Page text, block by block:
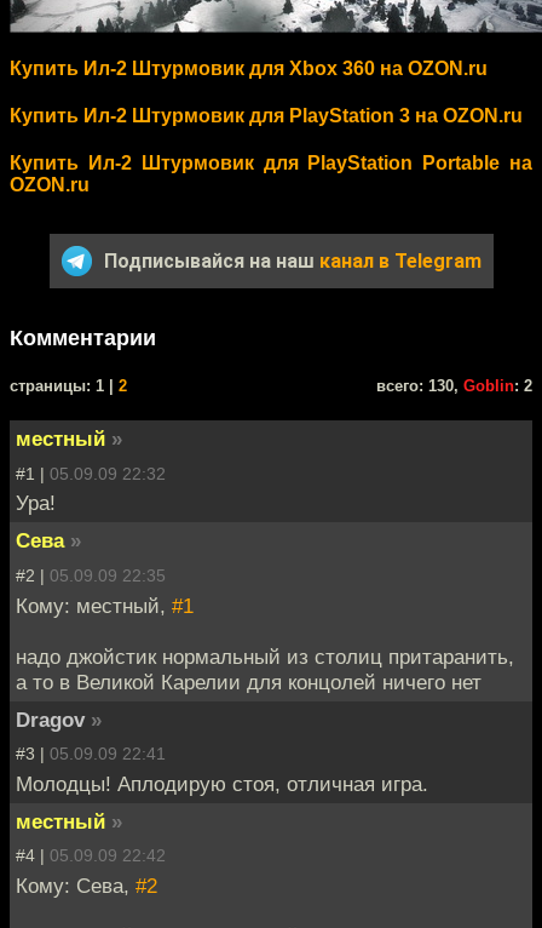
Купить Ил-2 Штурмовик для Xbox 360 на OZON.ru
Купить Ил-2 Штурмовик для PlayStation 3 на OZON.ru
Купить Ил-2 Штурмовик для PlayStation Portable на
OZON.ru
Подписывайся на наш канал в Telegram
Комментарии
cтраницы: 1 | 2 всего: 130, Goblin: 2
местный »
#1 | 05.09.09 22:32
Ура!
Сева »
#2 | 05.09.09 22:35
Кому: местный, #1
надо джойстик нормальный из столиц притаранить,
а то в Великой Карелии для концолей ничего нет
Dragov »
#3 | 05.09.09 22:41
Молодцы! Аплодирую стоя, отличная игра.
местный »
#4 | 05.09.09 22:42
Кому: Сева, #2